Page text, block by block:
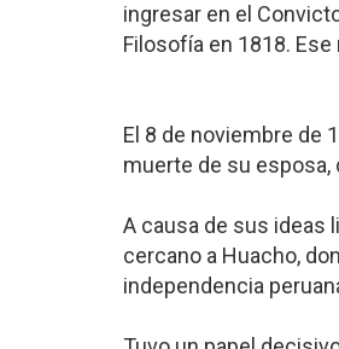
ingresar en el
Filosofía en 1818.
El 8 de noviembre de
muerte de su esposa,
A causa de sus ideas
cercano a Huacho,
independencia